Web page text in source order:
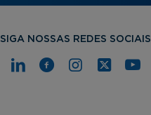
SIGA NOSSAS REDES SOCIAIS